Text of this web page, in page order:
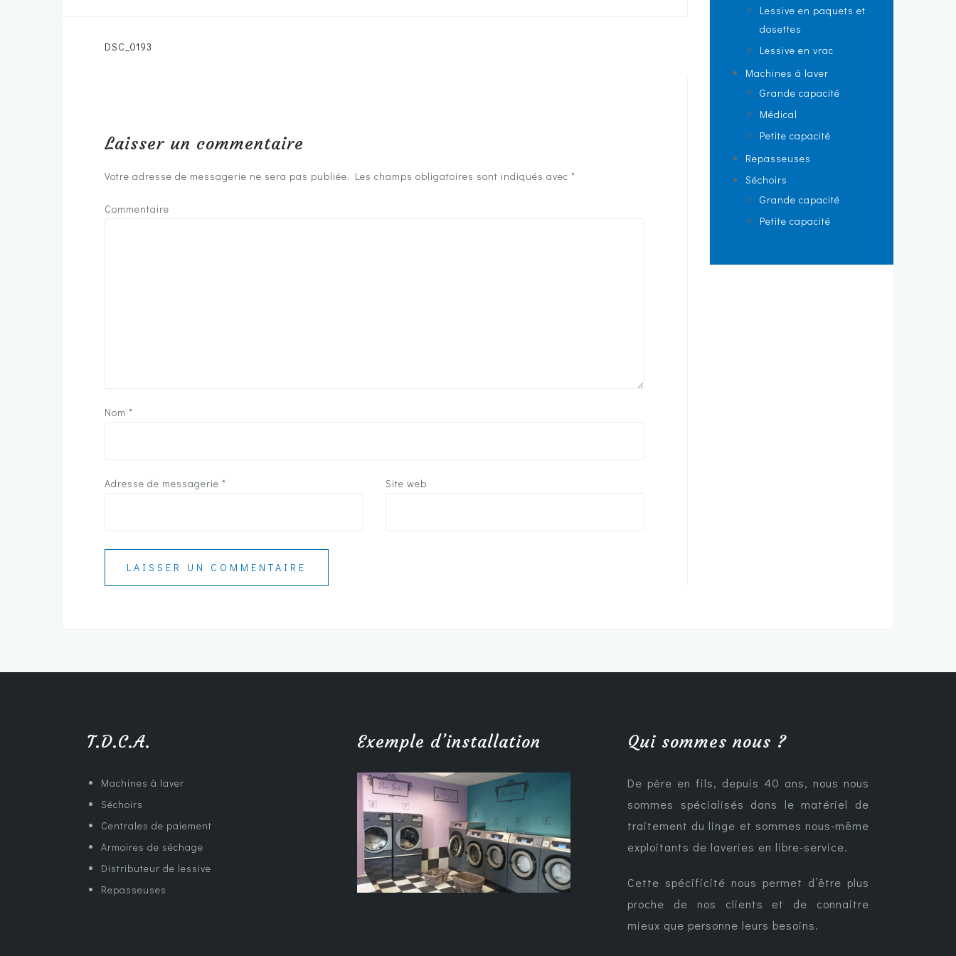
DSC_0193
Laisser un commentaire
Votre adresse de messagerie ne sera pas publiée. Les champs obligatoires sont indiqués avec *
Commentaire
Nom *
Adresse de messagerie * Site web
Lessive en paquets et
dosettes
Lessive en vrac
Machines à laver
Grande capacité
Médical
Petite capacité
Repasseuses
Séchoirs
Grande capacité
Petite capacité
T.D.C.A.
Machines à laver
Séchoirs
Centrales de paiement
Armoires de séchage
Distributeur de lessive
Repasseuses
Exemple d’installation Qui sommes nous ?
De père en fils, depuis 40 ans, nous nous
sommes spécialisés dans le matériel de
traitement du linge et sommes nous-même
exploitants de laveries en libre-service.
Cette spécificité nous permet d’être plus
proche de nos clients et de connaitre
mieux que personne leurs besoins.